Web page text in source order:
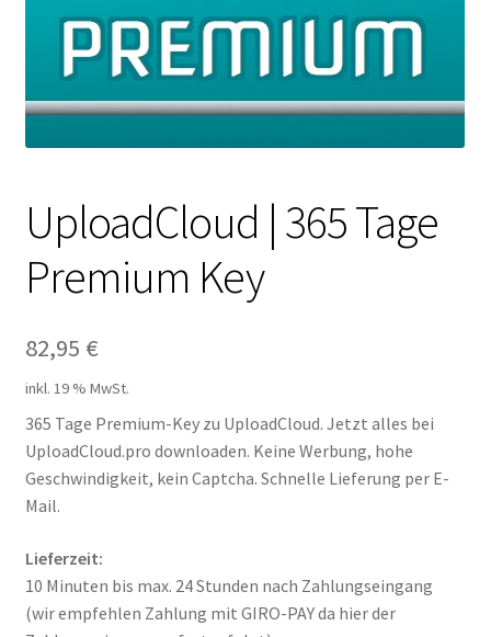
Filesmonster
HotLink
Filespace
VipFile.cc
Ex-Load
Impressum
Kontakt
Versandinfos
Widerrufsbelehrung
UploadCloud | 365 Tage
Premium Key
82,95 €
inkl. 19 % MwSt.
365 Tage Premium-Key zu UploadCloud. Jetzt alles bei
UploadCloud.pro downloaden. Keine Werbung, hohe
Geschwindigkeit, kein Captcha. Schnelle Lieferung per E-
Mail.
Lieferzeit:
10 Minuten bis max. 24 Stunden nach Zahlungseingang
(wir empfehlen Zahlung mit GIRO-PAY da hier der